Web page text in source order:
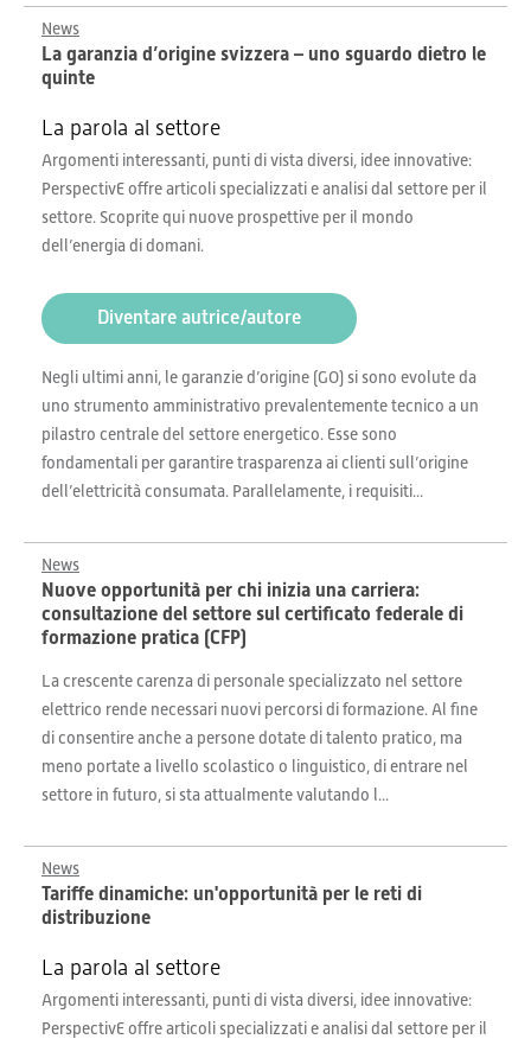
News
La garanzia d’origine svizzera – uno sguardo dietro le
quinte
La parola al settore
Argomenti interessanti, punti di vista diversi, idee innovative:
PerspectivE offre articoli specializzati e analisi dal settore per il
settore. Scoprite qui nuove prospettive per il mondo
dell’energia di domani.
Diventare autrice/autore
Negli ultimi anni, le garanzie d’origine (GO) si sono evolute da
uno strumento amministrativo prevalentemente tecnico a un
pilastro centrale del settore energetico. Esse sono
fondamentali per garantire trasparenza ai clienti sull’origine
dell’elettricità consumata. Parallelamente, i requisiti...
News
Nuove opportunità per chi inizia una carriera:
consultazione del settore sul certificato federale di
formazione pratica (CFP)
La crescente carenza di personale specializzato nel settore
elettrico rende necessari nuovi percorsi di formazione. Al fine
di consentire anche a persone dotate di talento pratico, ma
meno portate a livello scolastico o linguistico, di entrare nel
settore in futuro, si sta attualmente valutando l...
News
Tariffe dinamiche: un'opportunità per le reti di
distribuzione
La parola al settore
Argomenti interessanti, punti di vista diversi, idee innovative:
PerspectivE offre articoli specializzati e analisi dal settore per il